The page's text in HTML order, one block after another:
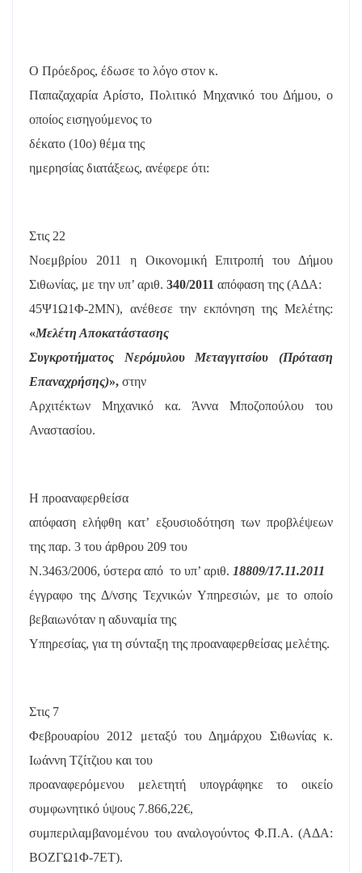
Ο Πρόεδρος, έδωσε το λόγο στον κ.
Παπαζαχαρία Αρίστο, Πολιτικό Μηχανικό του Δήμου, ο
οποίος εισηγούμενος το
δέκατο (10o) θέμα της
ημερησίας διατάξεως, ανέφερε ότι:
Στις 22
Νοεμβρίου 2011 η Οικονομική Επιτροπή του Δήμου
Σιθωνίας, με την υπ’ αριθ. 340/2011 απόφαση της (ΑΔΑ:
45Ψ1Ω1Φ-2ΜΝ), ανέθεσε την εκπόνηση της Μελέτης:
«Μελέτη Αποκατάστασης
Συγκροτήματος Νερόμυλου Μεταγγιτσίου (Πρόταση
Επαναχρήσης)», στην
Αρχιτέκτων Μηχανικό κα. Άννα Μποζοπούλου του
Αναστασίου.
Η προαναφερθείσα
απόφαση ελήφθη κατ’ εξουσιοδότηση των προβλέψεων
της παρ. 3 του άρθρου 209 του
Ν.3463/2006, ύστερα από το υπ’ αριθ. 18809/17.11.2011
έγγραφο της Δ/νσης Τεχνικών Υπηρεσιών, με το οποίο
βεβαιωνόταν η αδυναμία της
Υπηρεσίας, για τη σύνταξη της προαναφερθείσας μελέτης.
Στις 7
Φεβρουαρίου 2012 μεταξύ του Δημάρχου Σιθωνίας κ.
Ιωάννη Τζίτζιου και του
προαναφερόμενου μελετητή υπογράφηκε το οικείο
συμφωνητικό ύψους 7.866,22€,
συμπεριλαμβανομένου του αναλογούντος Φ.Π.Α. (ΑΔΑ:
ΒΟΖΓΩ1Φ-7ΕΤ).